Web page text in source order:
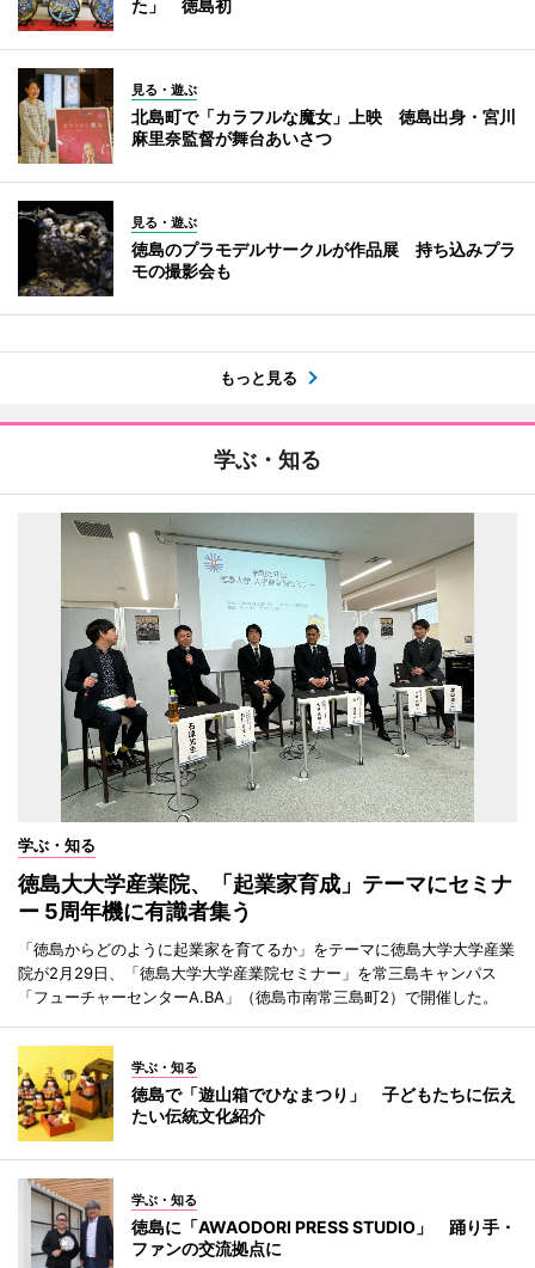
た」 徳島初
見る・遊ぶ
北島町で「カラフルな魔女」上映 徳島出身・宮川
麻里奈監督が舞台あいさつ
見る・遊ぶ
徳島のプラモデルサークルが作品展 持ち込みプラ
モの撮影会も
もっと見る
学ぶ・知る
学ぶ・知る
徳島大大学産業院、「起業家育成」テーマにセミナ
ー 5周年機に有識者集う
「徳島からどのように起業家を育てるか」をテーマに徳島大学大学産業
院が2月29日、「徳島大学大学産業院セミナー」を常三島キャンパス
「フューチャーセンターA.BA」（徳島市南常三島町2）で開催した。
学ぶ・知る
徳島で「遊山箱でひなまつり」 子どもたちに伝え
たい伝統文化紹介
学ぶ・知る
徳島に「AWAODORI PRESS STUDIO」 踊り手・
ファンの交流拠点に